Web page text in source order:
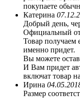
покупаете
Катерина
Добрый день,
Официальный
Товар получаем
именно придет.
Вы можете
И Вам придет
включат товар
Ирина
Размер